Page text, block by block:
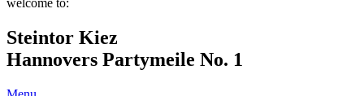
welcome to:
Steintor Kiez
Hannovers Partymeile No. 1